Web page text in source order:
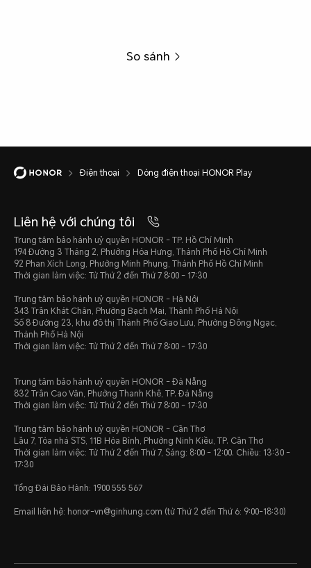
So sánh
Điện thoại Dòng điện thoại HONOR Play
Liên hệ với chúng tôi
Trung tâm bảo hành uỷ quyền HONOR - TP. Hồ Chí Minh
194 Đường 3 Tháng 2, Phường Hòa Hưng, Thành Phố Hồ Chí Minh
92 Phan Xích Long, Phường Minh Phụng, Thành Phố Hồ Chí Minh
Thời gian làm việc: Từ Thứ 2 đến Thứ 7 8:00 - 17:30
Trung tâm bảo hành uỷ quyền HONOR - Hà Nội
343 Trần Khát Chân, Phường Bạch Mai, Thành Phố Hà Nội
Số 8 Đường 23, khu đô thị Thành Phố Giao Lưu, Phường Đông Ngạc,
Thành Phố Hà Nội
Thời gian làm việc: Từ Thứ 2 đến Thứ 7 8:00 - 17:30
Trung tâm bảo hành uỷ quyền HONOR - Đà Nẵng
832 Trần Cao Vân, Phường Thanh Khê, TP. Đà Nẵng
Thời gian làm việc: Từ Thứ 2 đến Thứ 7 8:00 - 17:30
Trung tâm bảo hành uỷ quyền HONOR - Cần Thơ
Lầu 7, Tòa nhà STS, 11B Hòa Bình, Phường Ninh Kiều, TP. Cần Thơ
Thời gian làm việc: Từ Thứ 2 đến Thứ 7, Sáng: 8:00 - 12:00. Chiều: 13:30 -
17:30
Tổng Đài Bảo Hành: 1900 555 567
Email liên hệ: honor-vn@ginhung.com (từ Thứ 2 đến Thứ 6: 9:00-18:30)